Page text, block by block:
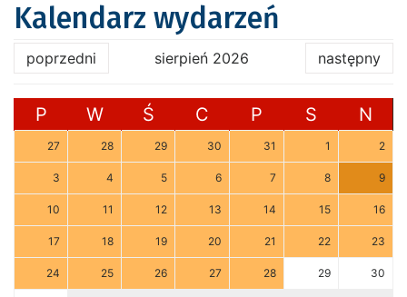
Kalendarz wydarzeń
poprzedni sierpień 2026 następny
P W Ś C P S N
27 28 29 30 31 1 2
3 4 5 6 7 8 9
10 11 12 13 14 15 16
17 18 19 20 21 22 23
24 25 26 27 28 29 30